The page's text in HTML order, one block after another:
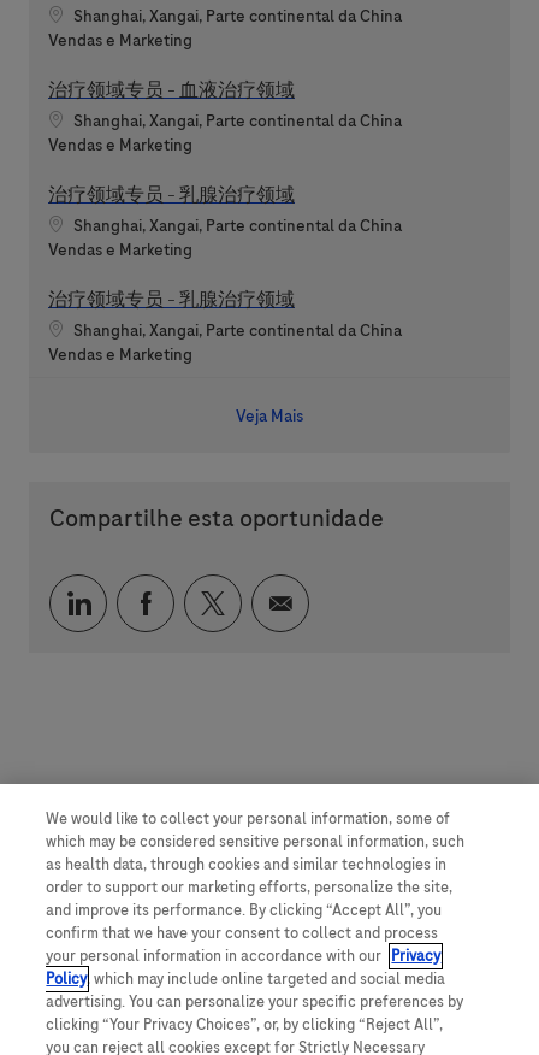
Localização
Shanghai, Xangai, Parte continental da China
Categoria
Vendas e Marketing
治疗领域专员 - 血液治疗领域
Localização
Shanghai, Xangai, Parte continental da China
Categoria
Vendas e Marketing
治疗领域专员 - 乳腺治疗领域
Localização
Shanghai, Xangai, Parte continental da China
Categoria
Vendas e Marketing
治疗领域专员 - 乳腺治疗领域
Localização
Shanghai, Xangai, Parte continental da China
Categoria
Vendas e Marketing
Veja Mais
Compartilhe esta oportunidade
Compartilhar via LinkedIn
Compartilhar via Facebook
Compartilhar via twitter
Compartilhar via e-
We would like to collect your personal information, some of
which may be considered sensitive personal information, such
as health data, through cookies and similar technologies in
order to support our marketing efforts, personalize the site,
and improve its performance. By clicking “Accept All”, you
confirm that we have your consent to collect and process
your personal information in accordance with our Privacy
Policy, which may include online targeted and social media
advertising. You can personalize your specific preferences by
clicking “Your Privacy Choices”, or, by clicking “Reject All”,
you can reject all cookies except for Strictly Necessary